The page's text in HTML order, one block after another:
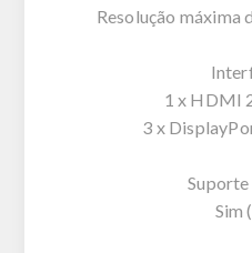
Resolução
1 x HDMI
3 x
Sim